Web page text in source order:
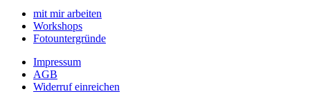
mit mir arbeiten
Workshops
Fotountergründe
Impressum
AGB
Widerruf einreichen